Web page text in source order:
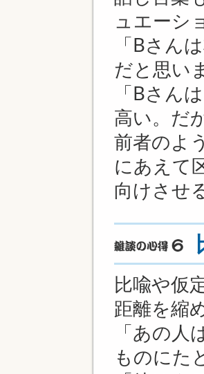
ュエーシ
「Bさん
だと思い
「Bさん
高い。だ
前者のよ
にあえて
向けさせ
比喩や仮
距離を縮
「あの
ものにた